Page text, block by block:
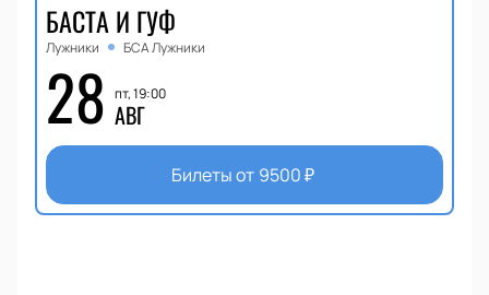
БАСТА И ГУФ
Лужники БСА Лужники
28 пт, 19:00
АВГ
Билеты от 9500₽